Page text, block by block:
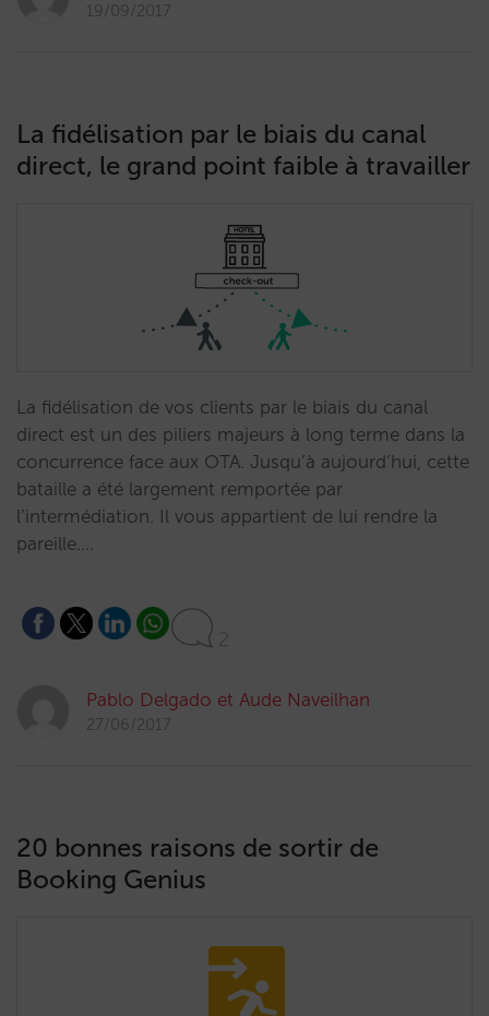
19/09/2017
La fidélisation par le biais du canal
direct, le grand point faible à travailler
La fidélisation de vos clients par le biais du canal
direct est un des piliers majeurs à long terme dans la
concurrence face aux OTA. Jusqu’à aujourd’hui, cette
bataille a été largement remportée par
l’intermédiation. Il vous appartient de lui rendre la
pareille.…
2
Pablo Delgado et Aude Naveilhan
27/06/2017
20 bonnes raisons de sortir de
Booking Genius